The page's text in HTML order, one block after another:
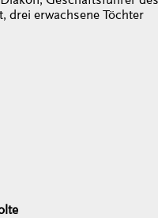
drei erwachsene Töchter